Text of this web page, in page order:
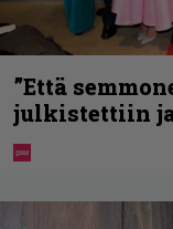
”Että
julkistettiin